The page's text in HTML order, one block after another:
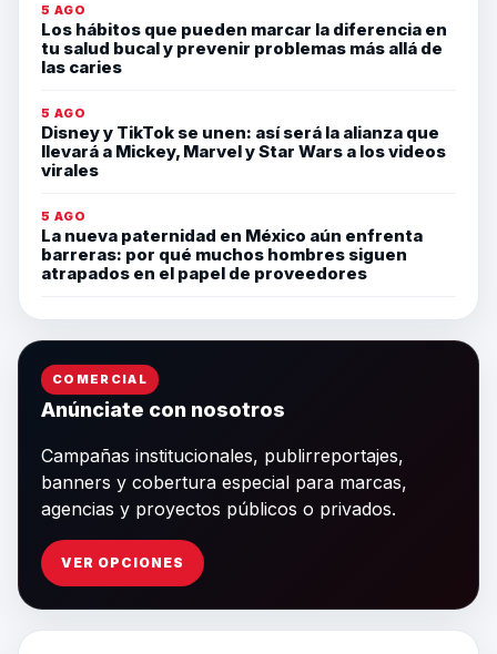
5 AGO
Los hábitos que pueden marcar la diferencia en
tu salud bucal y prevenir problemas más allá de
las caries
5 AGO
Disney y TikTok se unen: así será la alianza que
llevará a Mickey, Marvel y Star Wars a los videos
virales
5 AGO
La nueva paternidad en México aún enfrenta
barreras: por qué muchos hombres siguen
atrapados en el papel de proveedores
COMERCIAL
Anúnciate con nosotros
Campañas institucionales, publirreportajes,
banners y cobertura especial para marcas,
agencias y proyectos públicos o privados.
VER OPCIONES